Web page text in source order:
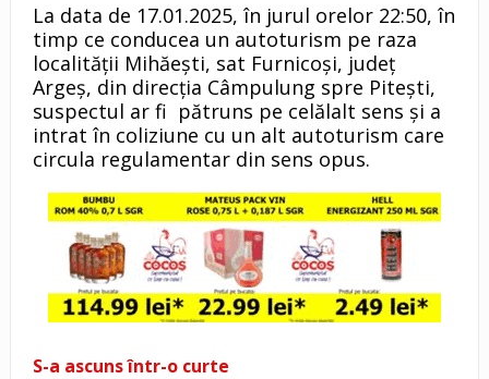
La data de 17.01.2025, în jurul orelor 22:50, în
timp ce conducea un autoturism pe raza
localităţii Mihăești, sat Furnicoși, județ
Argeș, din direcția Câmpulung spre Pitești,
suspectul ar fi pătruns pe celălalt sens și a
intrat în coliziune cu un alt autoturism care
circula regulamentar din sens opus.
S-a ascuns într-o curte